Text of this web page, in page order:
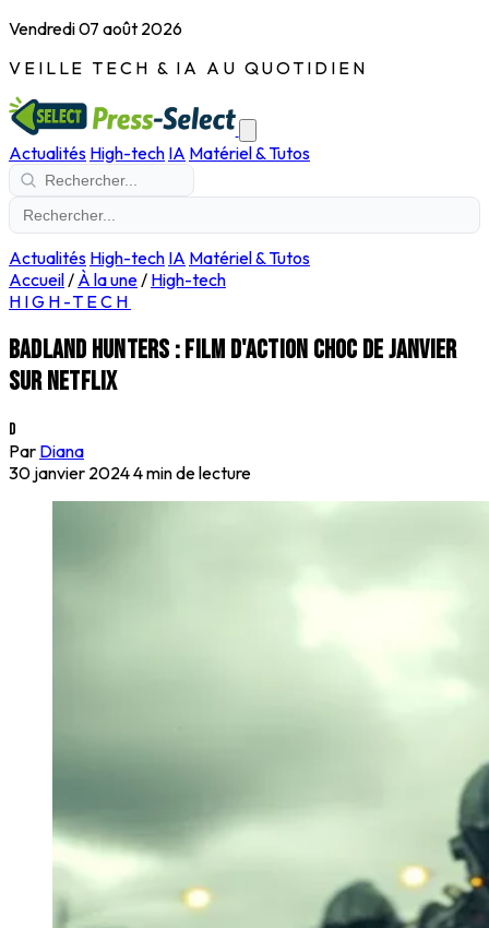
Vendredi 07 août 2026
VEILLE TECH & IA AU QUOTIDIEN
Actualités High-tech IA Matériel & Tutos
Actualités High-tech IA Matériel & Tutos
Accueil/ À la une/ High-tech
HIGH-TECH
Badland Hunters : film d'action choc de janvier
sur Netflix
D
Par Diana
30 janvier 20244 min de lecture